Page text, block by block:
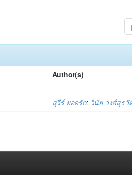
Author(s)
สุวีร์ ยอดรัก; วินัย วงศ์สุร